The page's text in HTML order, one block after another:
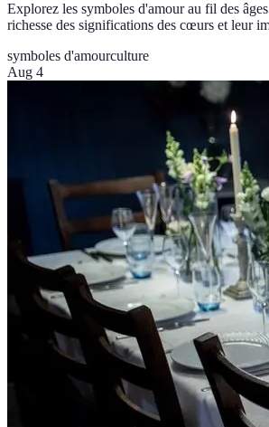
Explorez les symboles d'amour au fil des
richesse des significations des cœurs et leur
symboles d'amourculture
Aug 4